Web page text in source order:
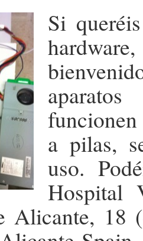
Si
a pilas,
uso.
Hospital
Alicante, 18